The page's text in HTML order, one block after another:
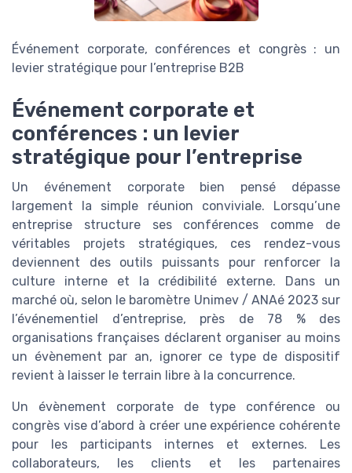
Événement corporate, conférences et congrès : un
levier stratégique pour l’entreprise B2B
Événement corporate et
conférences : un levier
stratégique pour l’entreprise
Un événement corporate bien pensé dépasse
largement la simple réunion conviviale. Lorsqu’une
entreprise structure ses conférences comme de
véritables projets stratégiques, ces rendez-vous
deviennent des outils puissants pour renforcer la
culture interne et la crédibilité externe. Dans un
marché où, selon le baromètre Unimev / ANAé 2023 sur
l’événementiel d’entreprise, près de 78 % des
organisations françaises déclarent organiser au moins
un évènement par an, ignorer ce type de dispositif
revient à laisser le terrain libre à la concurrence.
Un évènement corporate de type conférence ou
congrès vise d’abord à créer une expérience cohérente
pour les participants internes et externes. Les
collaborateurs, les clients et les partenaires